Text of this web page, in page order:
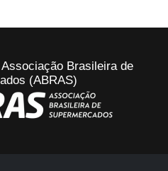
Brasileira de
(ABRAS)